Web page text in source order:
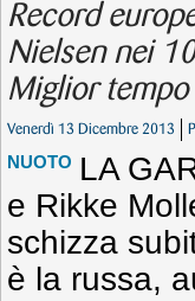
Record
Nielsen nei
Miglior
Venerdì 13 Dicembre 2013
NUOTO LA
e Rikke
schizza
è la russa,